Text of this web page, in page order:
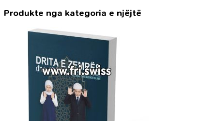
Produkte nga kategoria e njëjtë